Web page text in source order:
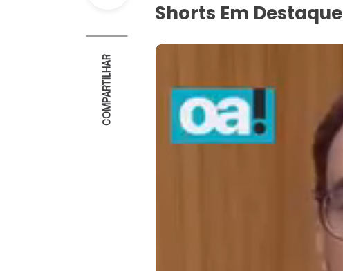
COMPARTILHAR
Shorts Em Destaque